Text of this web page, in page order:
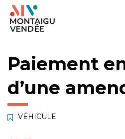
Gestion des traceurs
Aller
Aller
contenu
Aller
pied
Paiement
d’une
VÉHICULE